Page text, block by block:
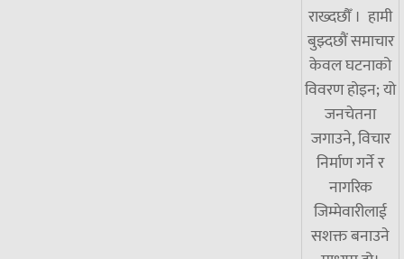
राख्दछौँ । हामी
बुझ्दछौं समाचार
केवल घटनाको
विवरण होइन; यो
जनचेतना
जगाउने, विचार
निर्माण गर्ने र
नागरिक
जिम्मेवारीलाई
सशक्त बनाउने